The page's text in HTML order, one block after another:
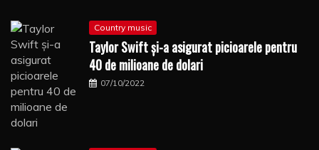
Country music
Taylor Swift şi-a asigurat picioarele pentru
40 de milioane de dolari
07/10/2022